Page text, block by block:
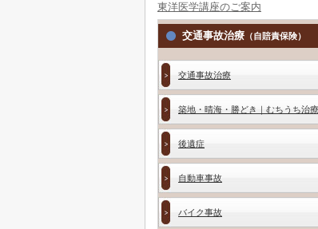
東洋医学講座のご案内
交通事故治療 （自賠責保険）
交通事故治療
築地・晴海・勝どき｜むちうち治
後遺症
自動車事故
バイク事故